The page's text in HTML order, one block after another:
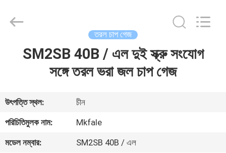
আমাদের
সম্পর্কে
Export
তরল চাপ গেজ
SM2SB 40B / এল দুই স্ক্রু সংযোগ
সঙ্গে তরল ভরা জল চাপ গেজ
উৎপত্তি স্থল:
চীন
পরিচিতিমুলক নাম:
Mkfale
মডেল নম্বার:
SM2SB 40B / এল